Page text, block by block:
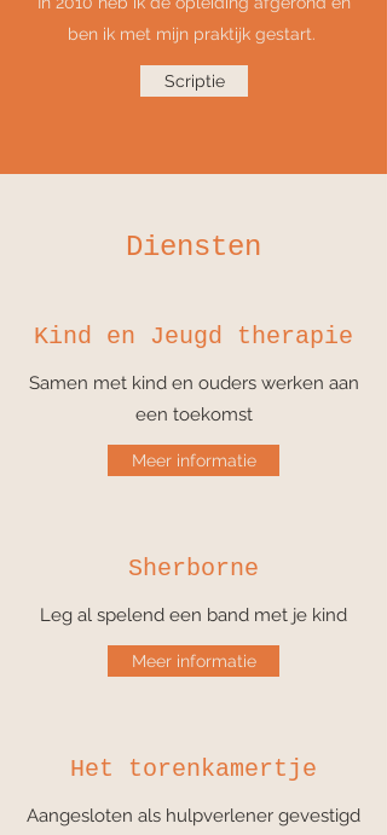
ben ik met mijn praktijk gestart.
Scriptie
Diensten
Kind en Jeugd therapie
Samen met kind en ouders werken aan
een toekomst
Meer informatie
Sherborne
Leg al spelend een band met je kind
Meer informatie
Het torenkamertje
Aangesloten als hulpverlener gevestigd